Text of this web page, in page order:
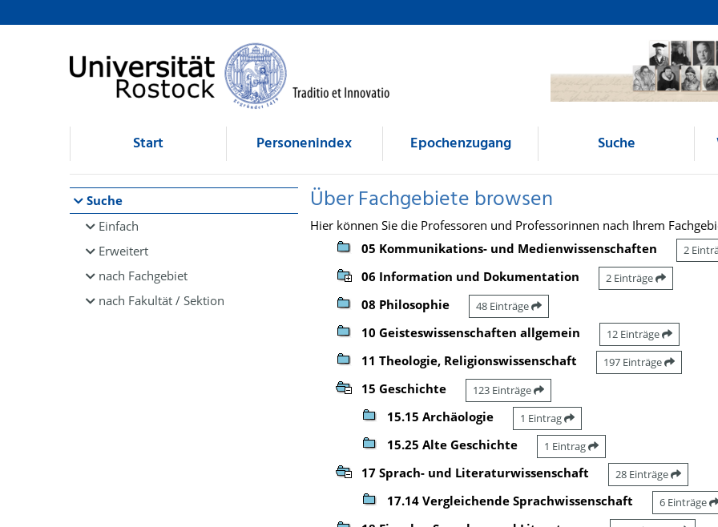
Browsen
direkt zum Inhalt
Start Personenindex Epochenzugang Suche
Suche
Einfach
Erweitert
nach Fachgebiet
nach Fakultät / Sektion
Über Fachgebiete browsen
Hier können Sie die Professoren und Professorinnen nach Ihrem
05 Kommunikations- und Medienwissenschaften
2
06 Information und Dokumentation 2 Einträge
08 Philosophie 48 Einträge
10 Geisteswissenschaften allgemein 12 Einträge
11 Theologie, Religionswissenschaft 197 Einträge
15 Geschichte 123 Einträge
15.15 Archäologie 1 Eintrag
15.25 Alte Geschichte 1 Eintrag
17 Sprach- und Literaturwissenschaft 28 Einträge
17.14 Vergleichende Sprachwissenschaft 6 Einträge